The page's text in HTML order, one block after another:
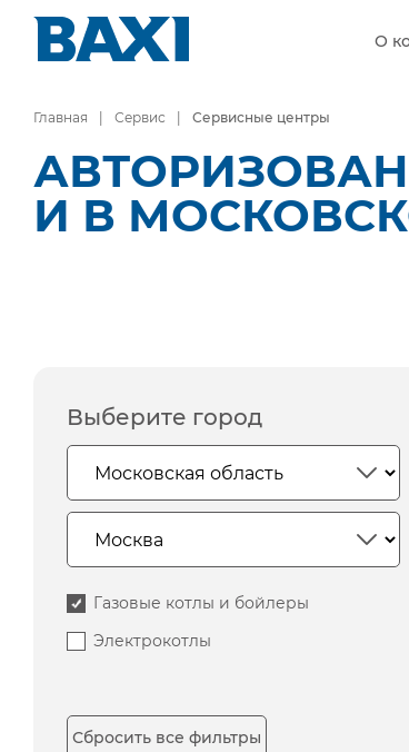
О
Главная Сервис Сервисные центры
И В
Выберите город
Газовые котлы и бойлеры
Электрокотлы
Сбросить все фильтры